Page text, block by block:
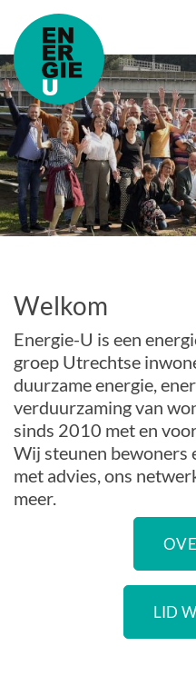
Welkom
Energie-U is een
groep Utrechtse
duurzame energie,
verduurzaming van
sinds 2010 met en
Wij steunen
met advies, ons
meer.
LID